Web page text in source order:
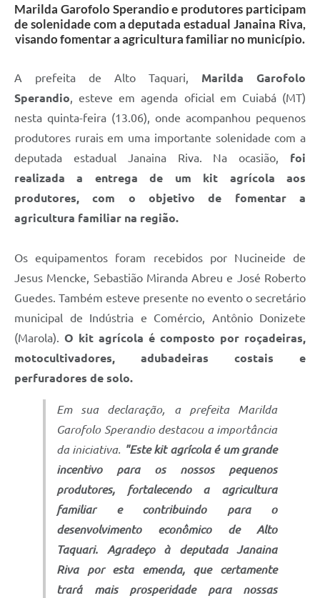
Marilda Garofolo Sperandio e produtores participam
de solenidade com a deputada estadual Janaina Riva,
visando fomentar a agricultura familiar no município.
A prefeita de Alto Taquari, Marilda Garofolo
Sperandio , esteve em agenda oficial em Cuiabá (MT)
nesta quinta-feira (13.06), onde acompanhou pequenos
produtores rurais em uma importante solenidade com a
deputada estadual Janaina Riva. Na ocasião, foi
realizada a entrega de um kit agrícola aos
produtores, com o objetivo de fomentar a
agricultura familiar na região.
Os equipamentos foram recebidos por Nucineide de
Jesus Mencke, Sebastião Miranda Abreu e José Roberto
Guedes. Também esteve presente no evento o secretário
municipal de Indústria e Comércio, Antônio Donizete
(Marola). O kit agrícola é composto por roçadeiras,
motocultivadores, adubadeiras costais e
perfuradores de solo.
Em sua declaração, a prefeita Marilda
Garofolo Sperandio destacou a importância
da iniciativa.
"Este kit agrícola é um grande
incentivo para os nossos pequenos
produtores, fortalecendo a agricultura
familiar e contribuindo para o
desenvolvimento econômico de Alto
Taquari. Agradeço à deputada Janaina
Riva por esta emenda, que certamente
trará mais prosperidade para nossas